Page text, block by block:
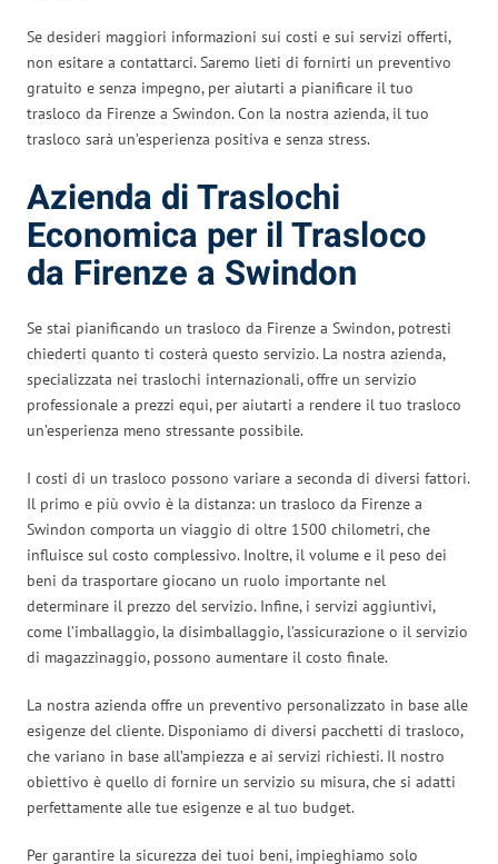
Se desideri maggiori informazioni sui costi e sui servizi offerti,
non esitare a contattarci. Saremo lieti di fornirti un preventivo
gratuito e senza impegno, per aiutarti a pianificare il tuo
trasloco da Firenze a Swindon. Con la nostra azienda, il tuo
trasloco sarà un’esperienza positiva e senza stress.
Azienda di Traslochi
Economica per il Trasloco
da Firenze a Swindon
Se stai pianificando un trasloco da Firenze a Swindon, potresti
chiederti quanto ti costerà questo servizio. La nostra azienda,
specializzata nei traslochi internazionali, offre un servizio
professionale a prezzi equi, per aiutarti a rendere il tuo trasloco
un’esperienza meno stressante possibile.
I costi di un trasloco possono variare a seconda di diversi fattori.
Il primo e più ovvio è la distanza: un trasloco da Firenze a
Swindon comporta un viaggio di oltre 1500 chilometri, che
influisce sul costo complessivo. Inoltre, il volume e il peso dei
beni da trasportare giocano un ruolo importante nel
determinare il prezzo del servizio. Infine, i servizi aggiuntivi,
come l’imballaggio, la disimballaggio, l’assicurazione o il servizio
di magazzinaggio, possono aumentare il costo finale.
La nostra azienda offre un preventivo personalizzato in base alle
esigenze del cliente. Disponiamo di diversi pacchetti di trasloco,
che variano in base all’ampiezza e ai servizi richiesti. Il nostro
obiettivo è quello di fornire un servizio su misura, che si adatti
perfettamente alle tue esigenze e al tuo budget.
Per garantire la sicurezza dei tuoi beni, impieghiamo solo